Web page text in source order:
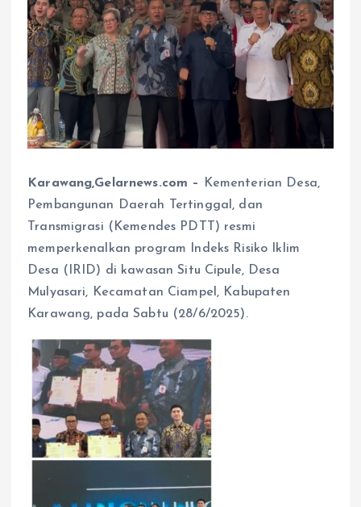
Karawang,Gelarnews.com –
Kementerian Desa,
Pembangunan Daerah Tertinggal, dan
Transmigrasi (Kemendes PDTT) resmi
memperkenalkan program Indeks Risiko Iklim
Desa (IRID) di kawasan Situ Cipule, Desa
Mulyasari, Kecamatan Ciampel, Kabupaten
Karawang, pada Sabtu (28/6/2025).